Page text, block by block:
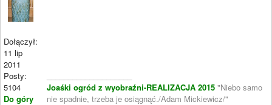
Dołączył:
11 lip
2011
Posty:
5104
Do góry
Joaśki ogród z wyobraźni-REALIZACJA 2015 "Niebo samo
nie spadnie, trzeba je osiągnąć./Adam Mickiewicz/"